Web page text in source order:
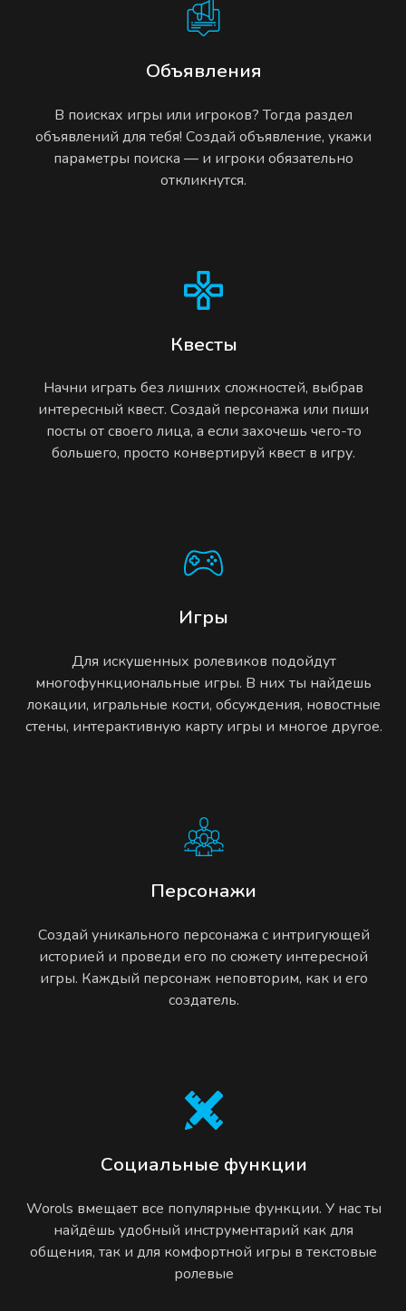
Объявления
В поисках игры или игроков? Тогда раздел
объявлений для тебя! Создай объявление, укажи
параметры поиска — и игроки обязательно
откликнутся.
Квесты
Начни играть без лишних сложностей, выбрав
интересный квест. Создай персонажа или пиши
посты от своего лица, а если захочешь чего-то
большего, просто конвертируй квест в игру.
Игры
Для искушенных ролевиков подойдут
многофункциональные игры. В них ты найдешь
локации, игральные кости, обсуждения, новостные
стены, интерактивную карту игры и многое другое.
Персонажи
Создай уникального персонажа с интригующей
историей и проведи его по сюжету интересной
игры. Каждый персонаж неповторим, как и его
создатель.
Социальные функции
Worols вмещает все популярные функции. У нас ты
найдёшь удобный инструментарий как для
общения, так и для комфортной игры в текстовые
ролевые